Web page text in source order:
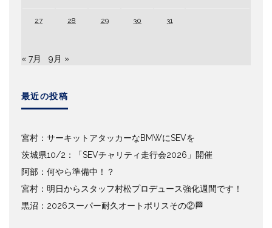
27 28 29 30 31
« 7月 9月 »
最近の投稿
宮村：サーキットアタッカーなBMWにSEVを
茨城県10/2：「SEVチャリティ走行会2026」開催
阿部：何やら準備中！？
宮村：明日からスタッフ村松プロデュース強化週間です！
黒沼：2026スーパー耐久オートポリスその②🏁